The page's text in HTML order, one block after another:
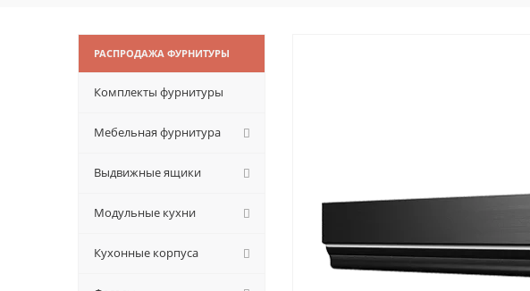
РАСПРОДАЖА ФУРНИТУРЫ
Комплекты фурнитуры
Мебельная фурнитура
Выдвижные ящики
Модульные кухни
Кухонные корпуса